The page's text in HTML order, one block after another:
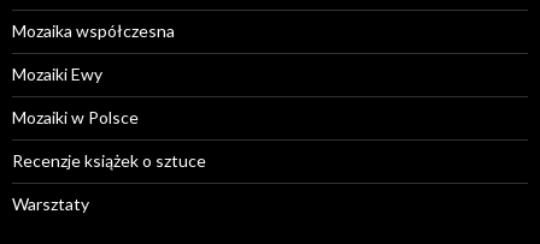
Mozaika współczesna
Mozaiki Ewy
Mozaiki w Polsce
Recenzje książek o sztuce
Warsztaty